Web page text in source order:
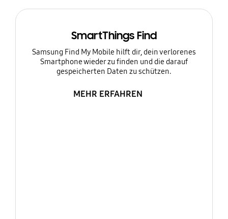
SmartThings Find
Samsung Find My Mobile hilft dir, dein verlorenes
Smartphone wieder zu finden und die darauf
gespeicherten Daten zu schützen.
MEHR ERFAHREN